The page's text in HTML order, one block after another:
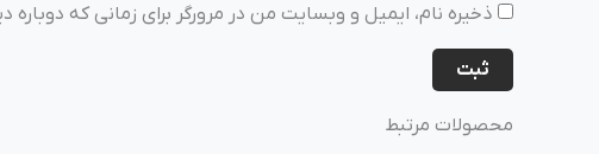
ذخیره نام، ایمیل و وبسایت من در مرورگر برای زمانی که
محصولات مرتبط